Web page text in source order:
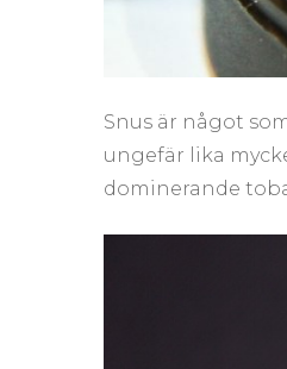
Snus är något
ungefär lika
dominerande